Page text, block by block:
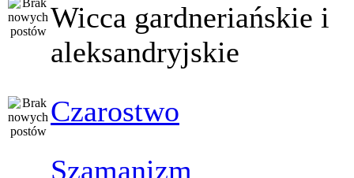
Wicca gardneriańskie i
aleksandryjskie
Czarostwo
Szamanizm